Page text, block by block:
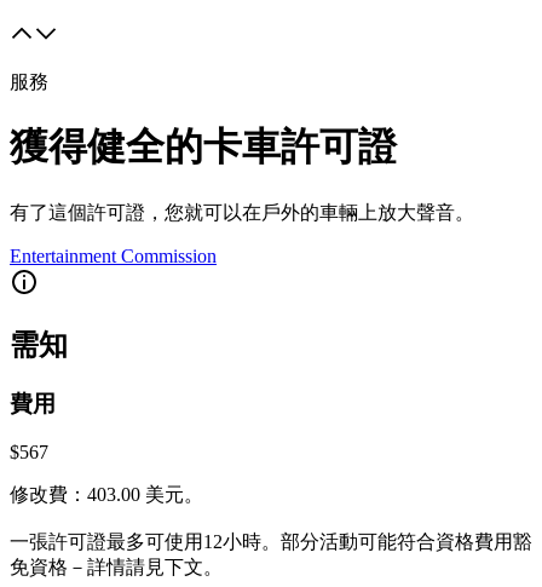
服務
獲得健全的卡車許可證
有了這個許可證，您就可以在戶外的車輛上放大聲音。
Entertainment Commission
需知
費用
$567
修改費：403.00 美元。
一張許可證最多可使用12小時。部分活動可能符合資格費用豁
免資格－詳情請見下文。